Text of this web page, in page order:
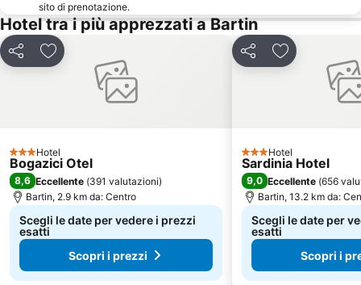
sito di prenotazione.
Hotel tra i più apprezzati a Bartin
CondividiAggiungi ai preferiti
3 StelleHotel
Bogazici Otel
8,6 Eccellente (391 valutazioni)
Bartin, 2.9 km da: Centro
Scegli le date per vedere i prezzi
esatti
Scopri i prezzi
CondividiAggiungi ai
3 StelleHotel
Sardinia Hotel
9,0 Eccellente (656
Bartin, 13.2 km da:
Scegli le date per
esatti
Scopri i